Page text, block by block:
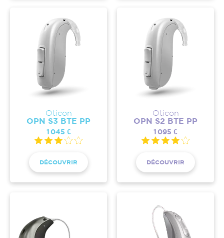
Oticon
OPN S3 BTE PP
1 045 €
DÉCOUVRIR
Oticon
OPN S2 BTE PP
1 095 €
DÉCOUVRIR